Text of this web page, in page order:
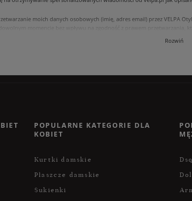
moich danych osobowych (imię, adres email) przez VELPA
momencie bez wpływu na zgodność z prawem
i ich sprostowania, usunięcia, ograniczenia przetwarzania, oraz
Rozwiń
POPULARNE KATEGORIE DLA
KOBIET
Kurtki damskie
Płaszcze damskie
Sukienki